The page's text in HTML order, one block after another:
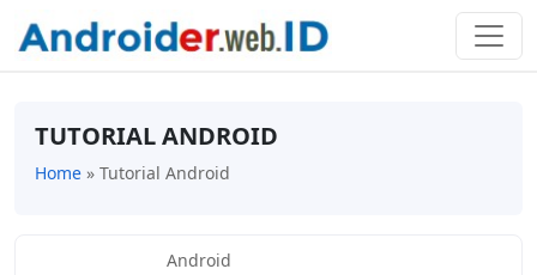
TUTORIAL ANDROID
Home » Tutorial Android
Android